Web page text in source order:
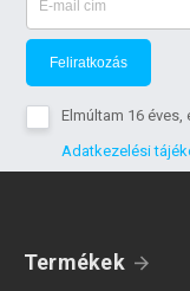
Feliratkozás
Elmúltam 16
Adatkezelési
Termékek